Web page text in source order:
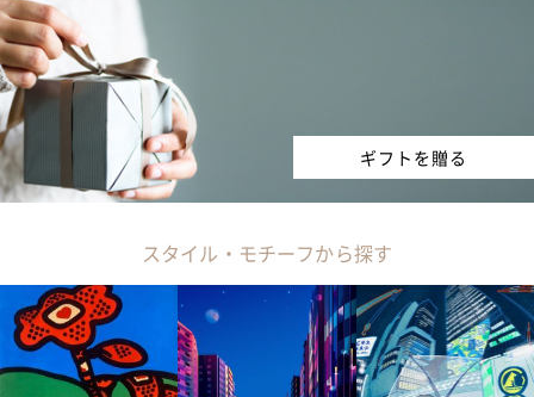
ギフトを贈る
スタイル・モチーフから探す